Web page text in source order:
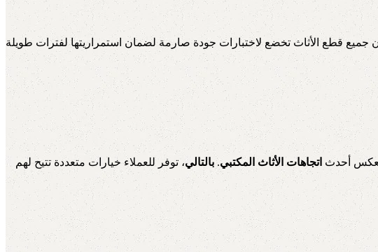
جميع قطع الأثاث تخضع لاختبارات جودة صارمة لضمان استمراريتها لفترات طويلة
أحدث اتجاهات الأثاث المكتبي.بالتالي، توفر للعملاء خيارات متعددة تتيح لهم